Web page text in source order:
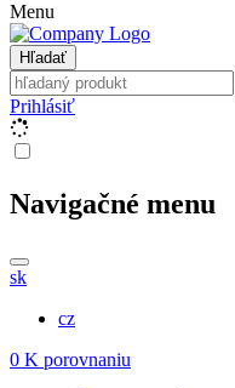
Menu
Hľadať
Prihlásiť
Navigačné menu
sk
cz
0 K porovnaniu